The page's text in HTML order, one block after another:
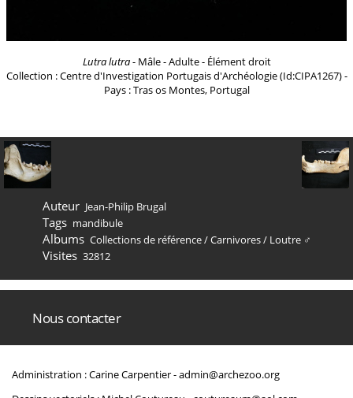
Lutra lutra- Mâle - Adulte - Élément droit
Collection : Centre d'Investigation Portugais d'Archéologie (Id:CIPA1267) -
Pays : Tras os Montes, Portugal
Auteur Jean-Philip Brugal
Tags mandibule
Albums Collections de référence/Carnivores/ Loutre ♂
Visites 32812
Nous contacter
Administration : Carine Carpentier -admin@archezoo.org